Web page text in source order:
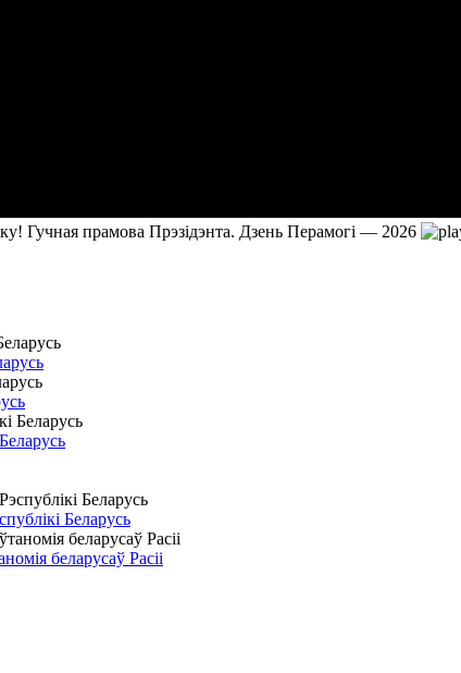
Беларусь
беларусаў Расіі